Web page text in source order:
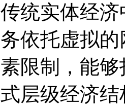
实体经济
依托虚拟
限制，能
层级经济